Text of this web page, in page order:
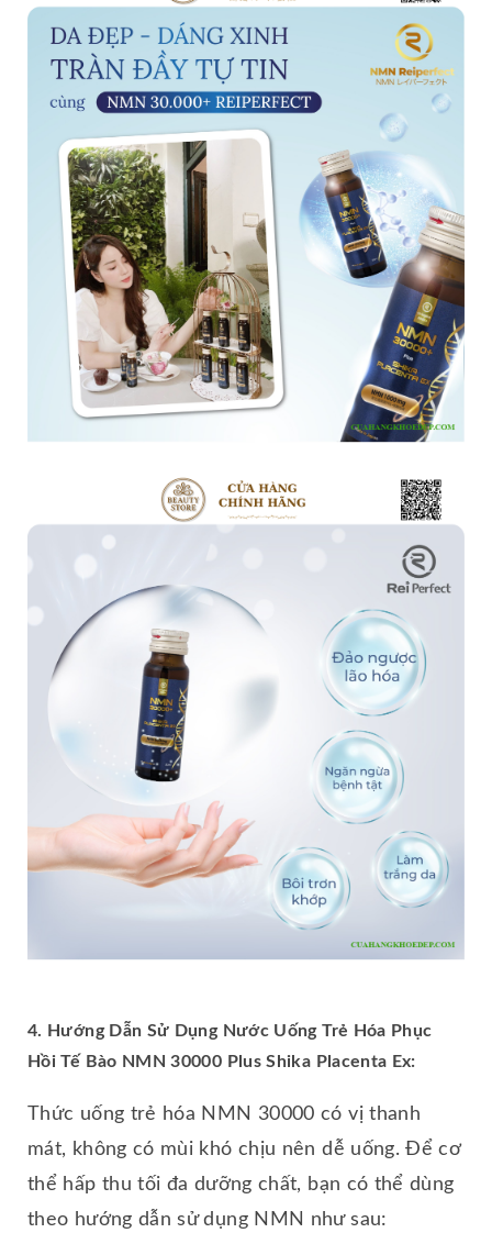
4. Hướng Dẫn Sử Dụng Nước Uống Trẻ Hóa Phục
Hồi Tế Bào NMN 30000 Plus Shika Placenta Ex:
Thức uống trẻ hóa NMN 30000 có vị thanh
mát, không có mùi khó chịu nên dễ uống. Để cơ
thể hấp thu tối đa dưỡng chất, bạn có thể dùng
theo hướng dẫn sử dụng NMN như sau: